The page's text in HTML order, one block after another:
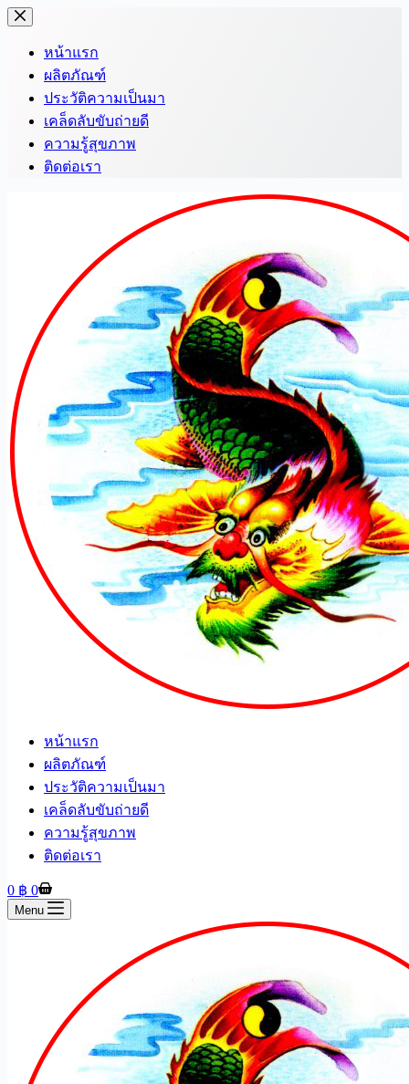
Skip
to
contentหน้าแรก
ผลิตภัณฑ์
ประวัติความเป็นมา
เคล็ดลับขับถ่ายดี
ความรู้สุขภาพ
ติดต่อเรา
หน้าแรก
ผลิตภัณฑ์
ประวัติความเป็นมา
เคล็ดลับขับถ่ายดี
ความรู้สุขภาพ
ติดต่อเรา
Shopping
cart
0 ฿ 0
Menu